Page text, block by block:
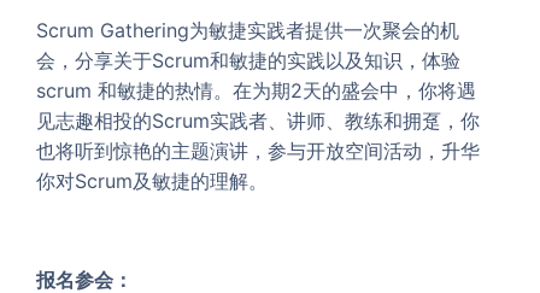
Scrum Gathering为敏捷实践者提供一次聚会的机
会，分享关于Scrum和敏捷的实践以及知识，体验
scrum 和敏捷的热情。在为期2天的盛会中，你将遇
见志趣相投的Scrum实践者、讲师、教练和拥趸，你
也将听到惊艳的主题演讲，参与开放空间活动，升华
你对Scrum及敏捷的理解。
报名参会：